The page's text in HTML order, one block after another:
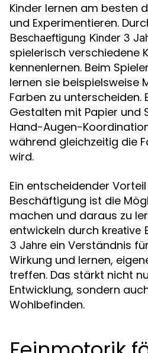
Kinder lernen am besten
und Experimentieren.
Beschaeftigung Kinder 3
spielerisch verschiedene
kennenlernen. Beim
lernen sie beispielsweise
Farben zu unterscheiden.
Gestalten mit Papier und
Hand-Augen-
während gleichzeitig die
wird.
Ein entscheidender
Beschäftigung ist die
machen und daraus zu
entwickeln durch kreative
3 Jahre ein Verständnis
Wirkung und lernen,
treffen. Das stärkt nicht
Entwicklung, sondern
Wohlbefinden.